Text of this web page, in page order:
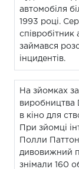
автомобіля
1993 році.
співробітник
займався
інцидентів.
На зйомках
виробництва
в кіно для
При зйомці
Полли
дивовижний
знімали 160